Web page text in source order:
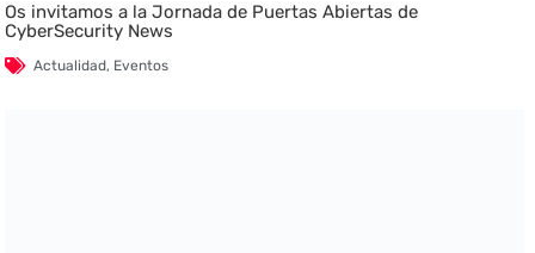
Os invitamos a la Jornada de Puertas Abiertas de
CyberSecurity News
Actualidad, Eventos